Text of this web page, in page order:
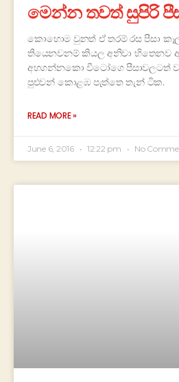
මෙන්න තවත් සුපිරි
කොහොම වුනත් ඒ තරම් රස පීසා
තියෙනවනම් කියල අනිවා හිතෙනව
අහගන්නකො වීටෝගෙ පීසාවලටත්
පුළුවන් කොළඹ පැත්තෙ තැන් ටික.
READ MORE »
June 6, 2016 12:22 pm No